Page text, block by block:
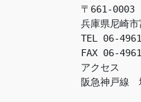
〒661-0003
兵庫県尼崎
TEL 06-
FAX 06-
アクセス
阪急神戸線